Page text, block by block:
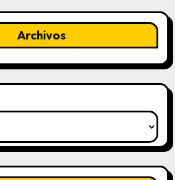
Archivos